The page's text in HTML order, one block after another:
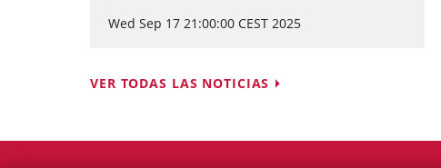
Wed Sep 17 21:00:00 CEST 2025
VER TODAS LAS NOTICIAS